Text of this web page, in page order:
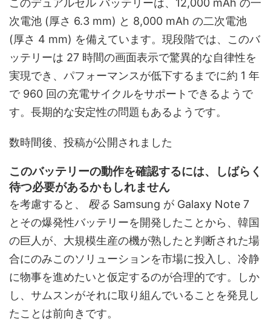
次電池 (厚さ 6.3 mm) と 8,000 mAh の二次電池
(厚さ 4 mm) を備えています。現段階では、このバ
ッテリーは 27 時間の画面表示で驚異的な自律性を
実現でき、パフォーマンスが低下するまでに約 1 年
で 960 回の充電サイクルをサポートできるようで
す。長期的な安定性の問題もあるようです。
数時間後、投稿が公開されました
このバッテリーの動作を確認するには、しばらく
待つ必要があるかもしれません
を考慮すると、 殴る Samsung が Galaxy Note 7
とその爆発性バッテリーを開発したことから、韓国
の巨人が、大規模生産の機が熟したと判断された場
合にのみこのソリューションを市場に投入し、冷静
に物事を進めたいと仮定するのが合理的です。しか
し、サムスンがそれに取り組んでいることを発見し
たことは前向きです。